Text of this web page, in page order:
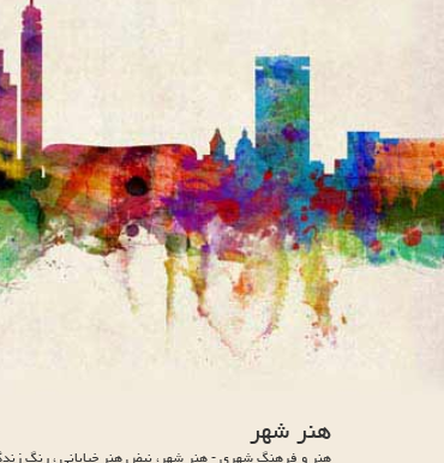
هنر شهر